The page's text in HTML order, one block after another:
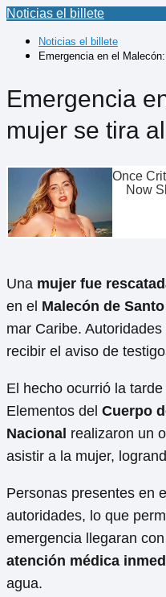
Noticias el billete
Noticias el billete
Emergencia en el
Emergencia
mujer se tira
Una mujer fue
en el Malecón de
mar Caribe.
recibir el aviso de
El hecho ocurrió la tarde
Elementos del Cuerpo
Nacional realizaron un
asistir a la mujer,
Personas presentes en
autoridades, lo que
emergencia llegaran
atención médica
agua.